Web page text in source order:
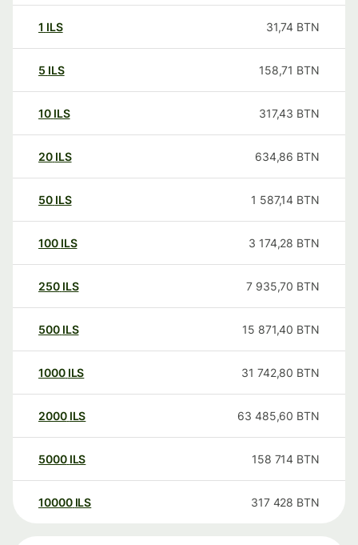
1 ILS 31,74 BTN
5 ILS 158,71 BTN
10 ILS 317,43 BTN
20 ILS 634,86 BTN
50 ILS 1 587,14 BTN
100 ILS 3 174,28 BTN
250 ILS 7 935,70 BTN
500 ILS 15 871,40 BTN
1000 ILS 31 742,80 BTN
2000 ILS 63 485,60 BTN
5000 ILS 158 714 BTN
10000 ILS 317 428 BTN